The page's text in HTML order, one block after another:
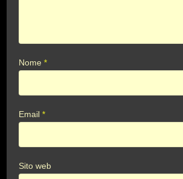
Nome*
Email*
Sito web